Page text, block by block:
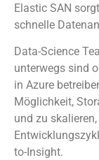
Elastic SAN
schnelle
Data-Science
unterwegs sind
in Azure
Möglichkeit,
und zu
to-Insight.